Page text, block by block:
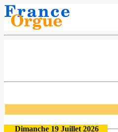
Dimanche 19 Juillet 2026